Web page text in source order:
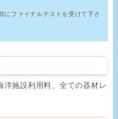
ファイナルテストを受けて下さ
洋施設利用料、全ての器材レ